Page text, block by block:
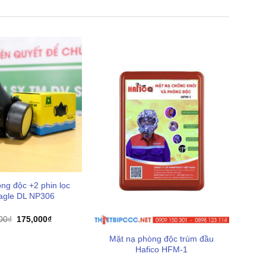
độc +2 phin lọc
DL NP306
₫ Giá
175,000₫Giá
Mặt nạ phòng độc trùm đầu
Hafico HFM-1